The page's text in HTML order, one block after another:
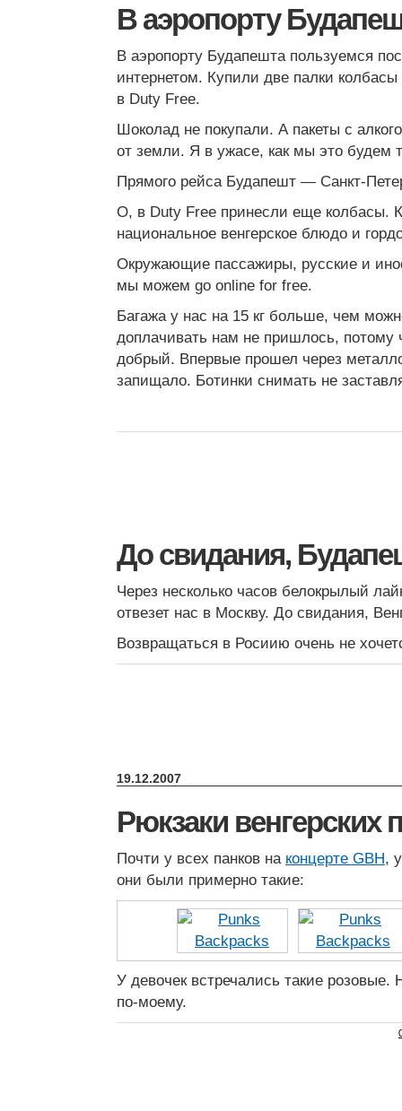
В аэропорту
В аэропорту Будапешта пользуемся
интернетом. Купили две палки
в Duty Free.
Шоколад не покупали. А пакеты с
от земли. Я в ужасе, как мы это будем
Прямого рейса Будапешт — Санкт-
О, в Duty Free принесли еще колбасы.
национальное венгерское блюдо и
Окружающие пассажиры, русские и
мы можем go online for free.
Багажа у нас на 15 кг больше, чем
доплачивать нам не пришлось, потому
добрый. Впервые прошел через
запищало. Ботинки снимать не
До свидания,
Через несколько часов белокрылый
отвезет нас в Москву. До свидания,
Возвращаться в Росиию очень не
19.12.2007
Рюкзаки венгерских
Почти у всех панков на концерте GBH,
они были примерно такие:
У девочек встречались такие
по-моему.